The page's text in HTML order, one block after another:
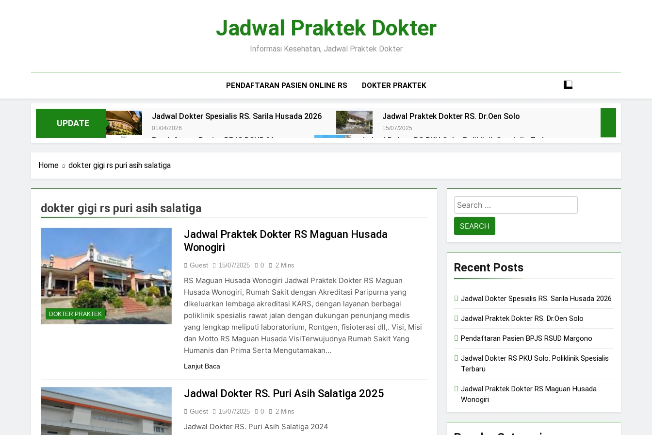
Jadwal Praktek Dokter
Informasi Kesehatan, Jadwal Praktek Dokter
PENDAFTARAN PASIEN ONLINE RS DOKTER PRAKTEK
UPDATE
Jadwal Dokter Spesialis RS. Sarila Husada 2026
01/04/2026
Jadwal Praktek Dokter RS. Dr.Oen Solo
15/07/2025
Pendaftaran Pasien BPJS RSUD Margono Jadwal Dokter RS PKU Solo: Poliklinik Spesialis Terbaru
Jadwal Praktek Dokter RS Maguan Husada Wonogiri
Jadwal Dokter RS. Puri Asih Salatiga 2025 Jadwal Dokter RS Mulia Hati Wonogiri
Pendaftaran Pasien BPJS RSUD Bung Karno Pendaftaran Pasien BPJS RSUD Banyumas
Home dokter gigi rs puri asih salatiga
dokter gigi rs puri asih salatiga
DOKTER PRAKTEK
Jadwal Praktek Dokter RS Maguan Husada
Wonogiri
Guest 15/07/2025 0 2 Mins
RS Maguan Husada Wonogiri Jadwal Praktek Dokter RS Maguan
Husada Wonogiri, Rumah Sakit dengan Akreditasi Paripurna yang
dikeluarkan lembaga akreditasi KARS, dengan layanan berbagai
poliklinik spesialis rawat jalan dengan dukungan penunjang medis
yang lengkap meliputi laboratorium, Rontgen, fisioterasi dll,. Visi, Misi
dan Motto RS Maguan Husada VisiTerwujudnya Rumah Sakit Yang
Humanis dan Prima Serta Mengutamakan…
Lanjut Baca
Jadwal Dokter RS. Puri Asih Salatiga 2025
Guest 15/07/2025 0 2 Mins
Jadwal Dokter RS. Puri Asih Salatiga 2024
Search
for:
Recent Posts
Jadwal Dokter Spesialis RS. Sarila Husada 2026
Jadwal Praktek Dokter RS. Dr.Oen Solo
Pendaftaran Pasien BPJS RSUD Margono
Jadwal Dokter RS PKU Solo: Poliklinik Spesialis
Terbaru
Jadwal Praktek Dokter RS Maguan Husada
Wonogiri